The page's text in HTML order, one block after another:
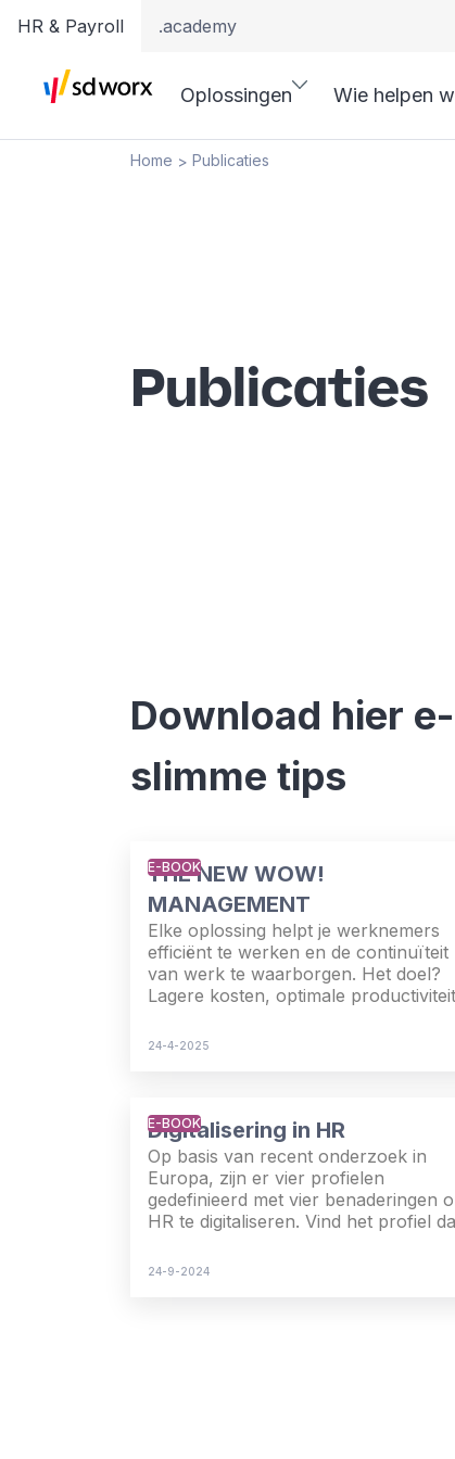
HR & Payroll .academy
Oplossingen Wie helpen
Home > Publicaties
Publicaties
Download hier
slimme tips
E-BOOK
THE NEW WOW!
MANAGEMENT
Elke oplossing helpt je werknemers
efficiënt te werken en de continuïteit
van werk te waarborgen. Het doel?
Lagere kosten, optimale productiviteit
24-4-2025
E-BOOK
Digitalisering in HR
Op basis van recent onderzoek in
Europa, zijn er vier profielen
gedefinieerd met vier benaderingen
HR te digitaliseren. Vind het profiel
en ontdek onze tips om je HR-
24-9-2024